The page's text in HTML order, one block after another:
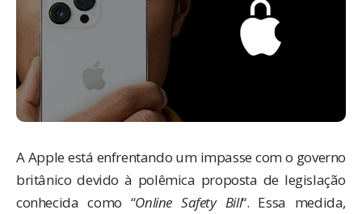
A Apple está enfrentando um impasse com o governo
britânico devido à polêmica proposta de legislação
conhecida como “Online Safety Bill“. Essa medida,